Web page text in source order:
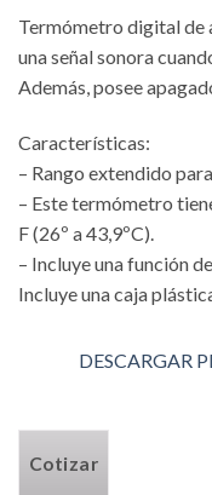
Termómetro digital de
una señal sonora
Además, posee
Características:
– Rango extendido
– Este termómetro
F (26º a 43,9ºC).
– Incluye una función
Incluye una caja
DESCARGAR
Cotizar